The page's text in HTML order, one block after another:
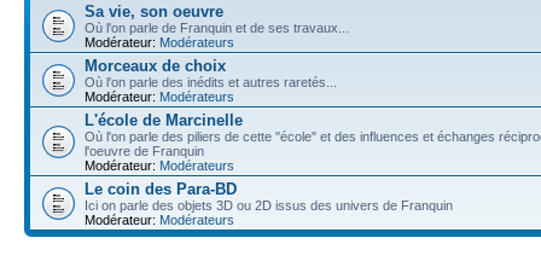
Sa vie, son oeuvre
Où l'on parle de Franquin et de ses travaux...
Modérateur: Modérateurs
Morceaux de choix
Où l'on parle des inédits et autres raretés...
Modérateur: Modérateurs
L'école de Marcinelle
Où l'on parle des piliers de cette "école" et des influences et échanges
l'oeuvre de Franquin
Modérateur: Modérateurs
Le coin des Para-BD
Ici on parle des objets 3D ou 2D issus des univers de Franquin
Modérateur: Modérateurs